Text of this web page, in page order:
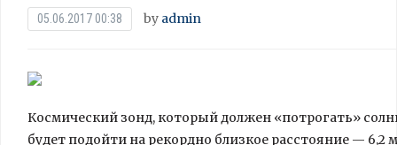
05.06.2017 00:38 by admin
Космический зонд, который должен «потрогать»
будет подойти на рекордно близкое расстояние — 6,2